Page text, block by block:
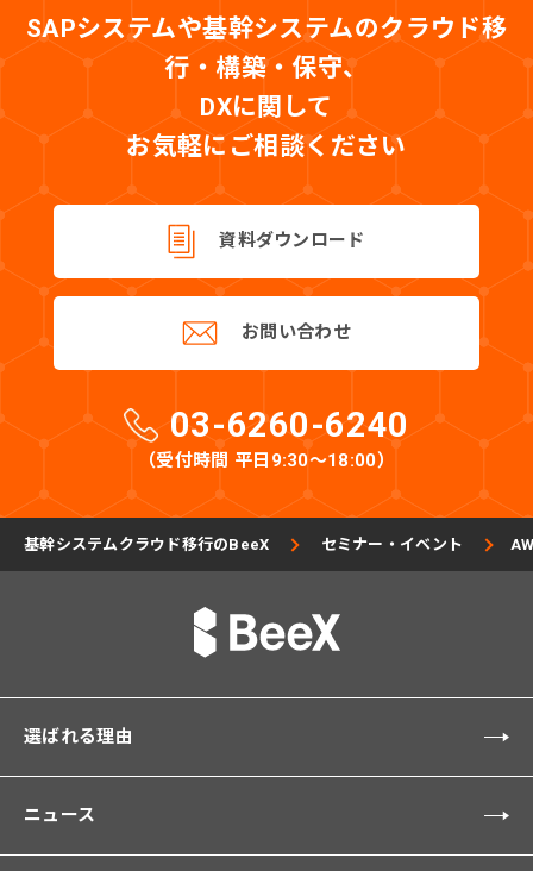
SAPシステムや基幹システムのクラウド移
行・構築・保守、
DXに関して
お気軽にご相談ください
資料ダウンロード
お問い合わせ
03-6260-6240
（受付時間 平日9:30〜18:00）
基幹システムクラウド移行のBeeX セミナー・イベント
選ばれる理由
ニュース